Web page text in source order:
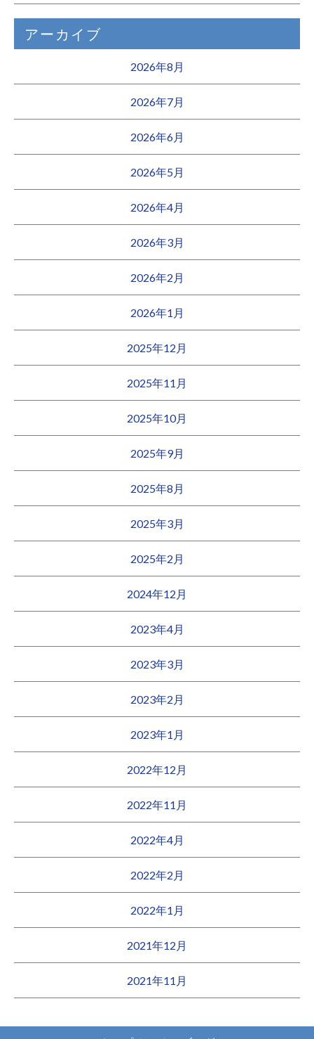
アーカイブ
2026年8月
2026年7月
2026年6月
2026年5月
2026年4月
2026年3月
2026年2月
2026年1月
2025年12月
2025年11月
2025年10月
2025年9月
2025年8月
2025年3月
2025年2月
2024年12月
2023年4月
2023年3月
2023年2月
2023年1月
2022年12月
2022年11月
2022年4月
2022年2月
2022年1月
2021年12月
2021年11月